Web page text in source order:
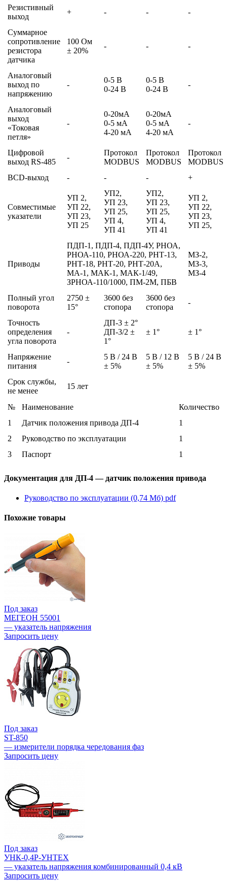
Резистивный
выход
+ - - -
Суммарное
сопротивление
резистора
датчика
100 Ом
± 20%
- - -
Аналоговый
выход по
напряжению
-
0-5 В
0-24 В
0-5 В
0-24 В
-
Аналоговый
выход
«Токовая
петля»
-
0-20мА
0-5 мА
4-20 мА
0-20мА
0-5 мА
4-20 мА
-
Цифровой
выход RS-485
-
Протокол
MODBUS
Протокол
MODBUS
Протокол
MODBUS
BCD-выход
- - - +
Совместимые
указатели
УП 2,
УП 22,
УП 23,
УП 25
УП2,
УП 23,
УП 25,
УП 4,
УП 41
УП2,
УП 23,
УП 25,
УП 4,
УП 41
УП 2,
УП 22,
УП 23,
УП 25,
Приводы
ПДП-1, ПДП-4, ПДП-4У, РНОА,
РНОА-110, РНОА-220, РНТ-13,
РНТ-18, РНТ-20, РНТ-20А,
МА-1, МАК-1, МАК-1/49,
ЗРНОА-110/1000, ПМ-2М, ПБВ
МЗ-2,
МЗ-3,
МЗ-4
Полный угол
поворота
2750 ±
15°
3600 без
стопора
3600 без
стопора
-
Точность
определения
угла поворота
-
ДП-3 ± 2°
ДП-3/2 ±
1°
± 1° ± 1°
Напряжение
питания
-
5 В / 24 В
± 5%
5 В / 12 В
± 5%
5 В / 24 В
± 5%
Срок службы,
не менее
15 лет
№ Наименование
Количество
1
Датчик положения привода ДП-4
1
2
Руководство по эксплуатации
1
3
Паспорт 1
Документация для ДП-4 — датчик положения привода
Руководство по эксплуатации (0,74 Мб) pdf
Похожие товары
Под заказ
МЕГЕОН 55001
— указатель напряжения
Запросить цену
Под заказ
ST-850
— измерители порядка чередования фаз
Запросить цену
Под заказ
УНК-0,4Р-УНТЕХ
— указатель напряжения комбинированный 0,4 кВ
Запросить цену